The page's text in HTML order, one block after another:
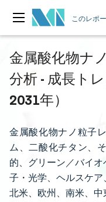
このレポ
金属酸化物ナ
分析 - 成長ト
2031年）
金属酸化物ナノ粒子
ム、二酸化チタン、
的、グリーン／バイ
子・光学、ヘルスケア
北米、欧州、南米、